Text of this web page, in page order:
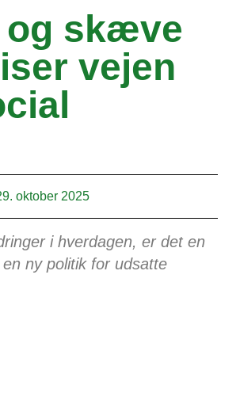
og skæve
vejen
oktober 2025
i hverdagen, er det en
ny politik for udsatte